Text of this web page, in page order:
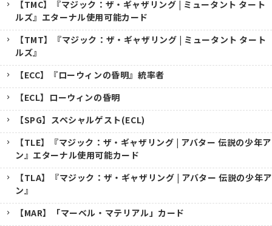
【TMC】『マジック：ザ・ギャザリング | ミュータント タート
ルズ』エターナル使用可能カード
【TMT】『マジック：ザ・ギャザリング | ミュータント タート
ルズ』
【ECC】『ローウィンの昏明』統率者
【ECL】ローウィンの昏明
【SPG】スペシャルゲスト(ECL)
【TLE】『マジック：ザ・ギャザリング | アバター 伝説の少年ア
ン』エターナル使用可能カード
【TLA】『マジック：ザ・ギャザリング | アバター 伝説の少年ア
ン』
【MAR】「マーベル・マテリアル」カード